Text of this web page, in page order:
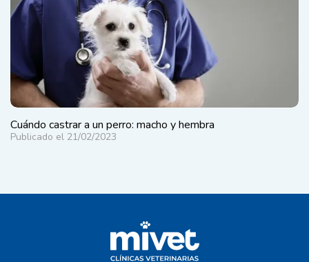
Cuándo castrar a un perro: macho y hembra
Publicado el 21/02/2023